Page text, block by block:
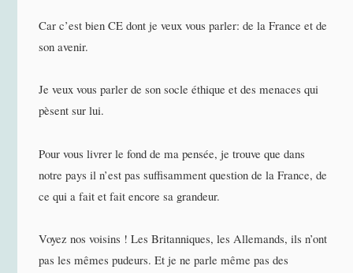
Car c’est bien CE dont je veux vous parler: de la France et de
son avenir.
Je veux vous parler de son socle éthique et des menaces qui
pèsent sur lui.
Pour vous livrer le fond de ma pensée, je trouve que dans
notre pays il n’est pas suffisamment question de la France, de
ce qui a fait et fait encore sa grandeur.
Voyez nos voisins ! Les Britanniques, les Allemands, ils n’ont
pas les mêmes pudeurs. Et je ne parle même pas des